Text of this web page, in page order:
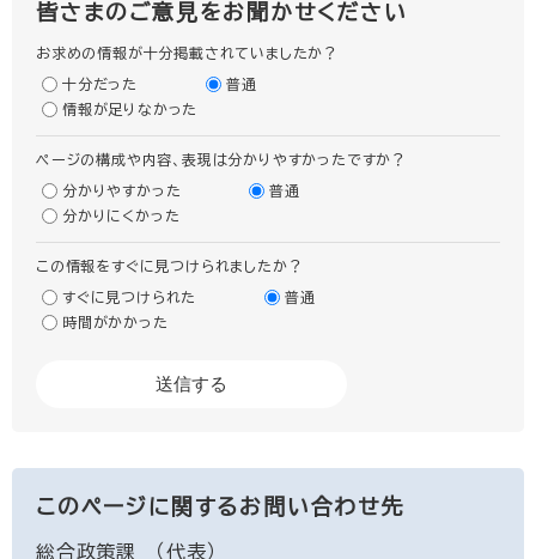
皆さまのご意見をお聞かせください
お求めの情報が十分掲載されていましたか？
十分だった
普通
情報が足りなかった
ページの構成や内容、表現は分かりやすかったですか？
分かりやすかった
普通
分かりにくかった
この情報をすぐに見つけられましたか？
すぐに見つけられた
普通
時間がかかった
このページに関するお問い合わせ先
総合政策課 代表